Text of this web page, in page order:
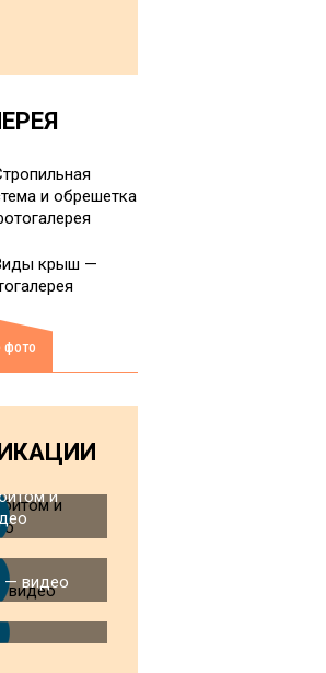
фото
и
— видео